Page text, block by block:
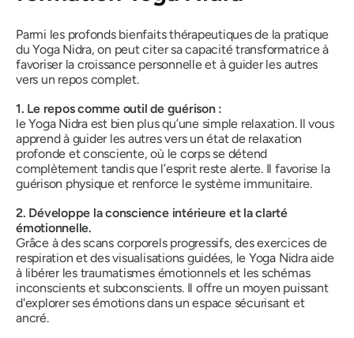
Parmi les profonds bienfaits thérapeutiques de la pratique
du Yoga Nidra, on peut citer sa capacité transformatrice à
favoriser la croissance personnelle et à guider les autres
vers un repos complet.
1. Le repos comme outil de guérison :
le Yoga Nidra est bien plus qu’une simple relaxation. Il vous
apprend à guider les autres vers un état de relaxation
profonde et consciente, où le corps se détend
complètement tandis que l’esprit reste alerte. Il favorise la
guérison physique et renforce le système immunitaire.
2. Développe la conscience intérieure et la clarté
émotionnelle.
Grâce à des scans corporels progressifs, des exercices de
respiration et des visualisations guidées, le Yoga Nidra aide
à libérer les traumatismes émotionnels et les schémas
inconscients et subconscients. Il offre un moyen puissant
d'explorer ses émotions dans un espace sécurisant et
ancré.